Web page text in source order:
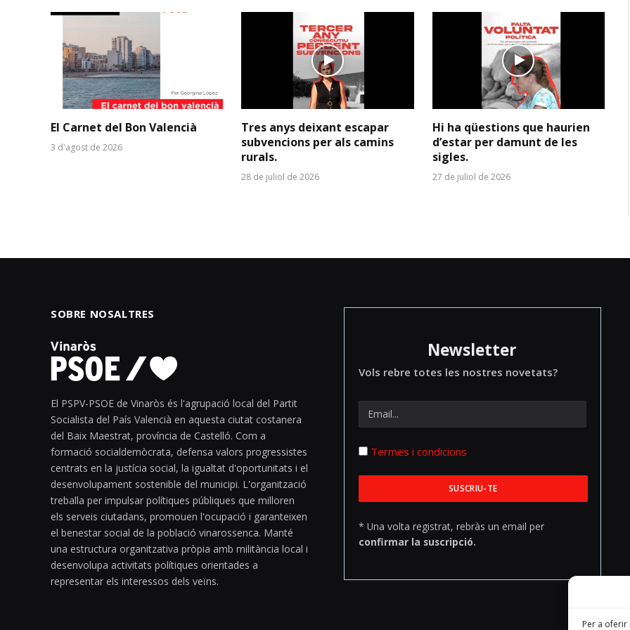
Per a
El Carnet del Bon Valencià
3 d'agost de 2026
Tres anys deixant escapar
subvencions per als camins
rurals.
28 de juliol de 2026
Hi ha qüestions que haurien
d’estar per damunt de les
sigles.
27 de juliol de 2026
SOBRE NOSALTRES
El PSPV-PSOE de Vinaròs és l'agrupació local del Partit
Socialista del País Valencià en aquesta ciutat costanera
del Baix Maestrat, província de Castelló. Com a
formació socialdemòcrata, defensa valors progressistes
centrats en la justícia social, la igualtat d'oportunitats i el
desenvolupament sostenible del municipi. L'organització
treballa per impulsar polítiques públiques que milloren
els serveis ciutadans, promouen l'ocupació i garanteixen
el benestar social de la població vinarossenca. Manté
una estructura organitzativa pròpia amb militància local i
desenvolupa activitats polítiques orientades a
representar els interessos dels veïns.
Newsletter
Vols rebre totes les nostres novetats?
Termes i condicions
* Una volta registrat, rebràs un email per
confirmar la suscripció.